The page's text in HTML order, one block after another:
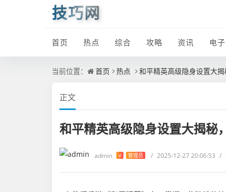
技巧网
首页 热点 综合 攻略 资讯 电子
当前位置： 首页 热点 和平精英高级隐身设置大
正文
和平精英高级隐身设置大揭秘
admin V 管理员 / 2025-12-27 20:06:53 /